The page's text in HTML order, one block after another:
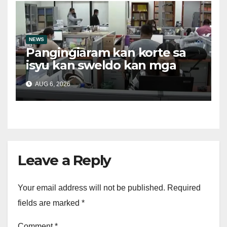
NEWS
Pangingiaram kan korte sa
isyu kan sweldo kan mga
obrero, bawal sa ley asin
ilegal suboot
AUG 6, 2026
Leave a Reply
Your email address will not be published. Required
fields are marked *